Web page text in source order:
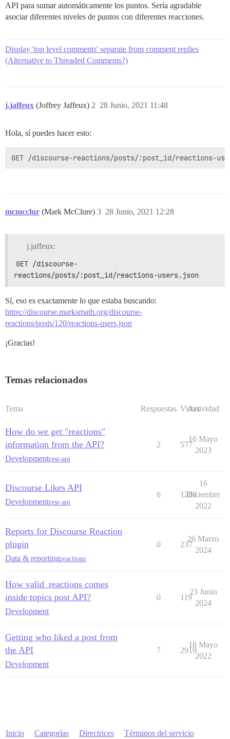
API para sumar automáticamente los puntos. Sería agradable
asociar diferentes niveles de puntos con diferentes reacciones.
Display 'top level comments' separate from comment replies
(Alternative to Threaded Comments?)
j.jaffeux (Joffrey Jaffeux) 28 Junio, 2021 11:48
2
Hola, sí puedes hacer esto:
mcmcclur (Mark McClure) 28 Junio, 2021 12:28
3
j.jaffeux:
GET /discourse-
reactions/posts/:post_id/reactions-users.json
Sí, eso es exactamente lo que estaba buscando:
https://discourse.marksmath.org/discourse-
reactions/posts/120/reactions-users.json
¡Gracias!
Temas relacionados
Tema Respuestas Vistas
Actividad
How do we get "reactions"
information from the API?
Developmentrest-api
2 577
16 Mayo
2023
Discourse Likes API
Developmentrest-api
6 1286
16
Diciembre
2022
Reports for Discourse Reaction
plugin
Data & reportingreactions
0 237
26 Marzo
2024
How valid_reactions comes
inside topics post API?
Development
0 119
23 Junio
2024
Getting who liked a post from
the API
Development
7 2919
18 Mayo
2022
Inicio Categorías Directrices Términos del servicio